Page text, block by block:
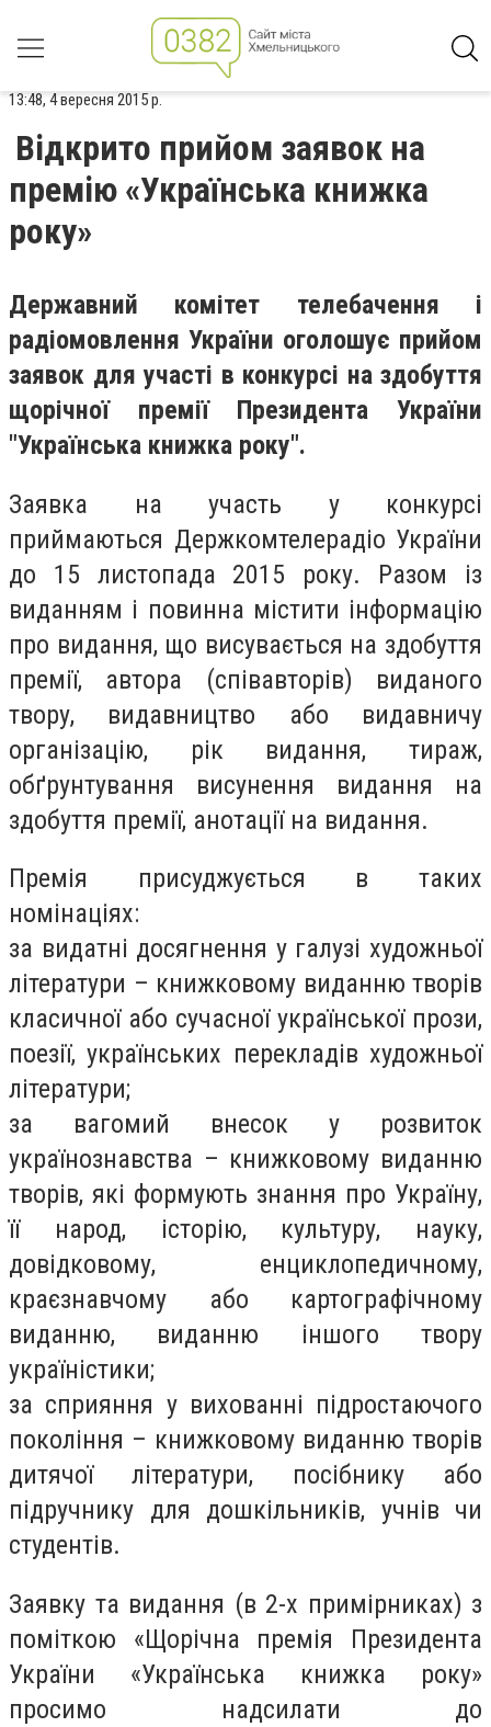
13:48, 4 вересня 2015 р.
Відкрито прийом заявок на
премію «Українська книжка
року»
Державний комітет телебачення і
радіомовлення України оголошує прийом
заявок для участі в конкурсі на здобуття
щорічної премії Президента України
"Українська книжка року".
Заявка на участь у конкурсі
приймаються Держкомтелерадіо України
до 15 листопада 2015 року. Разом із
виданням і повинна містити інформацію
про видання, що висувається на здобуття
премії, автора (співавторів) виданого
твору, видавництво або видавничу
організацію, рік видання, тираж,
обґрунтування висунення видання на
здобуття премії, анотації на видання.
Премія присуджується в таких
номінаціях:
за видатні досягнення у галузі художньої
літератури – книжковому виданню творів
класичної або сучасної української прози,
поезії, українських перекладів художньої
літератури;
за вагомий внесок у розвиток
українознавства – книжковому виданню
творів, які формують знання про Україну,
її народ, історію, культуру, науку,
довідковому, енциклопедичному,
краєзнавчому або картографічному
виданню, виданню іншого твору
україністики;
за сприяння у вихованні підростаючого
покоління – книжковому виданню творів
дитячої літератури, посібнику або
підручнику для дошкільників, учнів чи
студентів.
Заявку та видання (в 2-х примірниках) з
поміткою «Щорічна премія Президента
України «Українська книжка року»
просимо надсилати до